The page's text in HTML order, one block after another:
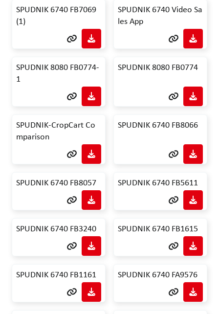
SPUDNIK 6740 FB7069
(1)
SPUDNIK 6740 Video Sa
les App
SPUDNIK 8080 FB0774-
1
SPUDNIK 8080 FB0774
SPUDNIK-CropCart Co
mparison
SPUDNIK 6740 FB8066
SPUDNIK 6740 FB8057 SPUDNIK 6740 FB5611
SPUDNIK 6740 FB3240 SPUDNIK 6740 FB1615
SPUDNIK 6740 FB1161 SPUDNIK 6740 FA9576